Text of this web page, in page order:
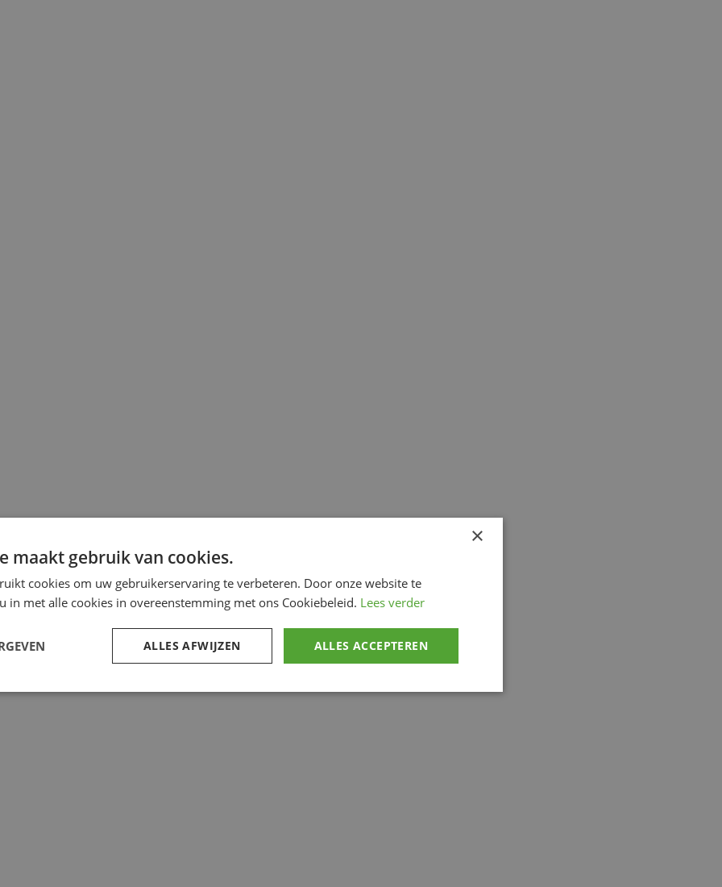
×
maakt gebruik van cookies.
cookies om uw gebruikerservaring te verbeteren. Door onze website te
in met alle cookies in overeenstemming met ons Cookiebeleid. Lees verder
ALLES ACCEPTEREN
ALLES AFWIJZEN